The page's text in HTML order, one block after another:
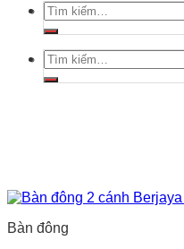
Tìm
kiếm:
Tìm
kiếm:
Bàn đông